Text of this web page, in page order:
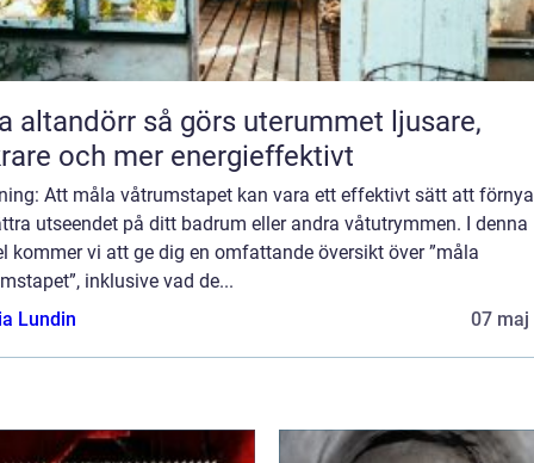
så görs uterummet ljusare,
och mer energieffektivt
Att måla våtrumstapet kan vara ett effektivt sätt att
utseendet på ditt badrum eller andra våtutrymmen. I denna
kommer vi att ge dig en omfattande översikt över ”måla
inklusive vad de...
Lundin
07 maj